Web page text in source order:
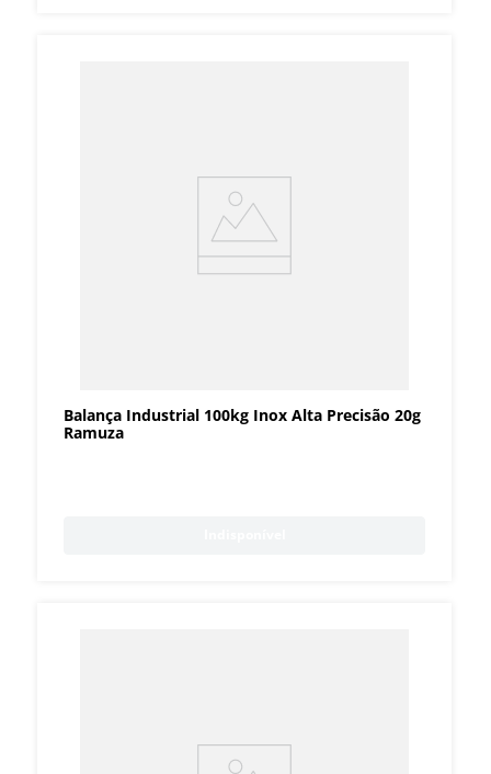
Balança Industrial 100kg Inox Alta Precisão 20g
Ramuza